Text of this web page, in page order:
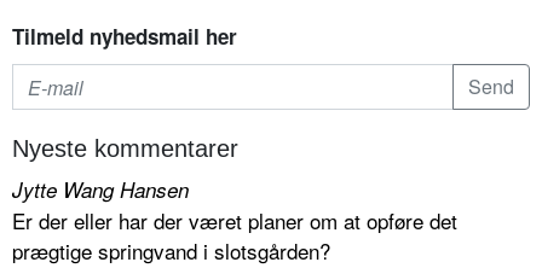
Tilmeld nyhedsmail her
Nyeste kommentarer
Jytte Wang Hansen
Er der eller har der været planer om at opføre det
prægtige springvand i slotsgården?